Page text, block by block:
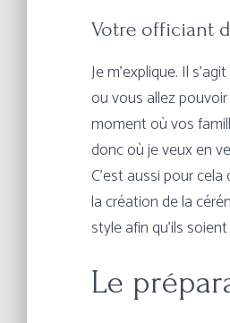
Votre officiant
Je m’explique. Il
ou vous allez
moment où vos
donc où je veux en
C’est aussi pour
la création de la
style afin qu’ils
Le